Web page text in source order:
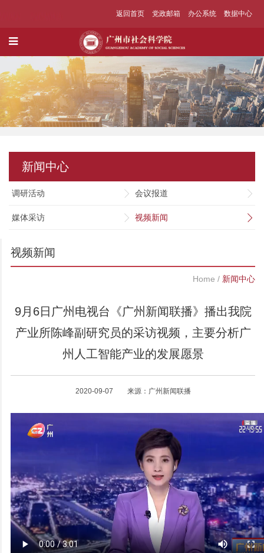
返回首页 党政邮箱 办公系统 数据中心
新闻中心
调研活动 会议报道
媒体采访 视频新闻
视频新闻
Home / 新闻中心
9月6日广州电视台《广州新闻联播》播出我院
产业所陈峰副研究员的采访视频，主要分析广
州人工智能产业的发展愿景
2020-09-07 来源：广州新闻联播